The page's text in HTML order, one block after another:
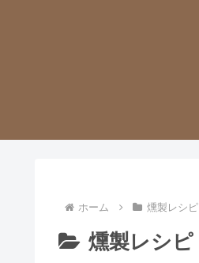
ホーム 燻製レシピ
燻製レシピ